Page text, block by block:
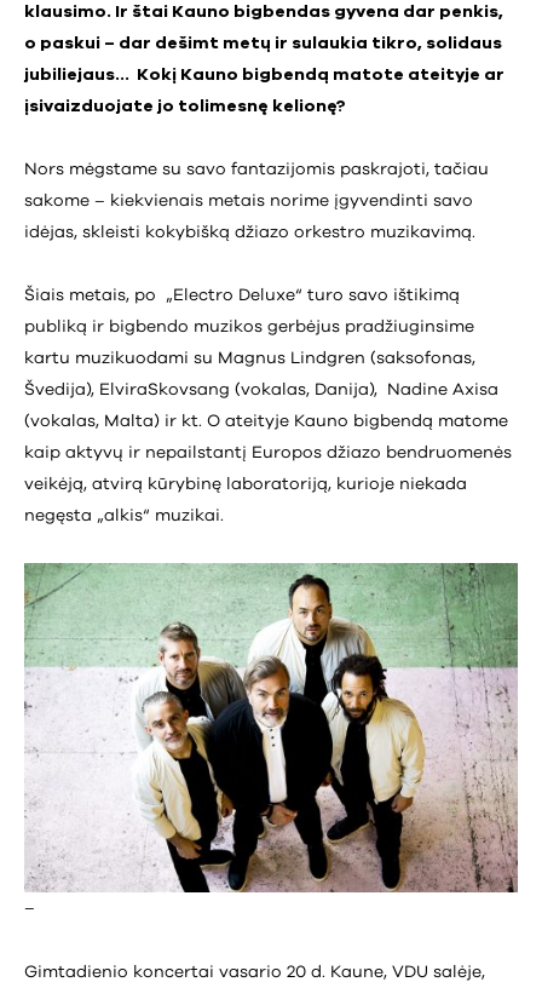
klausimo. Ir štai Kauno bigbendas gyvena dar penkis,
o paskui – dar dešimt metų ir sulaukia tikro, solidaus
jubiliejaus… Kokį Kauno bigbendą matote ateityje ar
įsivaizduojate jo tolimesnę kelionę?
Nors mėgstame su savo fantazijomis paskrajoti, tačiau
sakome – kiekvienais metais norime įgyvendinti savo
idėjas, skleisti kokybišką džiazo orkestro muzikavimą.
Šiais metais, po „Electro Deluxe“ turo savo ištikimą
publiką ir bigbendo muzikos gerbėjus pradžiuginsime
kartu muzikuodami su Magnus Lindgren (saksofonas,
Švedija), ElviraSkovsang (vokalas, Danija), Nadine Axisa
(vokalas, Malta) ir kt. O ateityje Kauno bigbendą matome
kaip aktyvų ir nepailstantį Europos džiazo bendruomenės
veikėją, atvirą kūrybinę laboratoriją, kurioje niekada
negęsta „alkis“ muzikai.
–
Gimtadienio koncertai vasario 20 d. Kaune, VDU salėje,